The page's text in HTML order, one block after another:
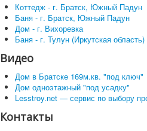
Коттедж - г. Братск, Южный Падун
Баня - г. Братск, Южный Падун
Дом - г. Вихоревка
Баня - г. Тулун (Иркутская область)
Видео
Дом в Братске 169м.кв. "под ключ"
Дом одноэтажный "под усадку"
Lesstroy.net — сервис по выбору
Контакты